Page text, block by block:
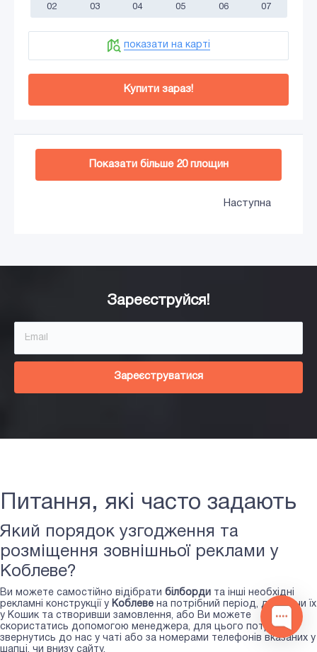
02 03 04 05 06 07
показати на карті
Купити зараз!
Додати в кошик
Показати більше 20 площин
Наступна
Зареєструйся!
Зареєструватися
Питання, які часто задають
Який порядок узгодження та
розміщення зовнішньої реклами у
Коблеве?
Ви можете самостійно відібрати білборди та інші необхідні
рекламні конструкції у Коблеве на потрібний період, додаючи їх
у Кошик та створивши замовлення, або Ви можете
скористатись допомогою менеджера, для цього потрібно
звернутись до нас у чаті або за номерами телефонів вказаних у
шапці, чи внизу сайту.